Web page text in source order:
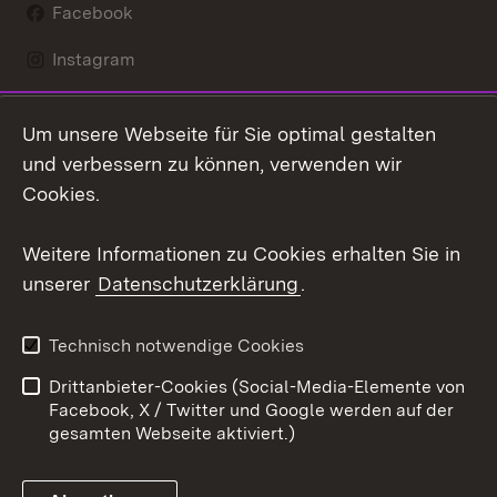
Facebook
Instagram
Mastodon
Youtube
Kontakt
Datenschutz
Barrierefreiheit
Impressum Cookies
Um unsere Webseite für Sie optimal gestalten
und verbessern zu können, verwenden wir
Cookies.
Weitere Informationen zu Cookies erhalten Sie in
unserer Datenschutzerklärung.
Technisch notwendige Cookies
Drittanbieter-Cookies (Social-Media-Elemente von
Facebook, X / Twitter und Google werden auf der
gesamten Webseite aktiviert.)